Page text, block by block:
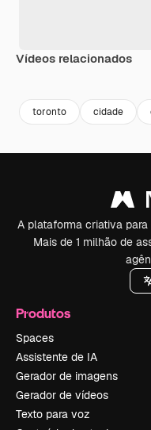
Vídeos relacionados
toronto cidade
A plataforma criativa
Mais de 1 milhão de
Produtos
Spaces
Assistente de IA
Gerador de imagens
Gerador de vídeos
Texto para voz